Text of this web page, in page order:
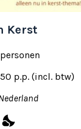
Kerst
p.p. (incl. btw)
nights_stay